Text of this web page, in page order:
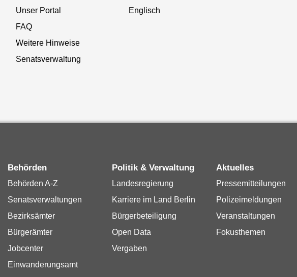
Unser Portal
FAQ
Weitere Hinweise
Senatsverwaltung
Englisch
Behörden
Behörden A-Z
Senatsverwaltungen
Bezirksämter
Bürgerämter
Jobcenter
Einwanderungsamt
Politik & Verwaltung
Landesregierung
Karriere im Land Berlin
Bürgerbeteiligung
Open Data
Vergaben
Aktuelles
Pressemitteilungen
Polizeimeldungen
Veranstaltungen
Fokusthemen